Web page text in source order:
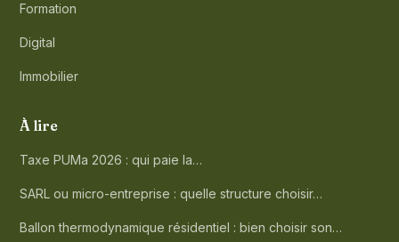
Formation
Digital
Immobilier
À lire
Taxe PUMa 2026 : qui paie la…
SARL ou micro-entreprise : quelle structure choisir…
Ballon thermodynamique résidentiel : bien choisir son…